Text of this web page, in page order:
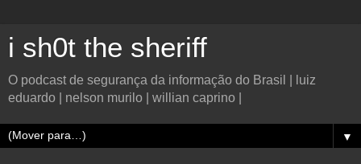
i sh0t the sheriff
O podcast de segurança da informação do Brasil | luiz
eduardo | nelson murilo | willian caprino |
▼